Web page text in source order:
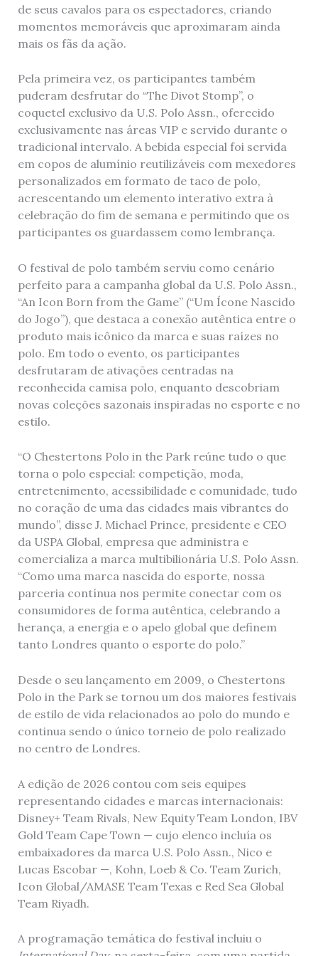
de seus cavalos para os espectadores, criando
momentos memoráveis ​​que aproximaram ainda
mais os fãs da ação.
Pela primeira vez, os participantes também
puderam desfrutar do “The Divot Stomp”, o
coquetel exclusivo da U.S. Polo Assn., oferecido
exclusivamente nas áreas VIP e servido durante o
tradicional intervalo. A bebida especial foi servida
em copos de alumínio reutilizáveis ​​com mexedores
personalizados em formato de taco de polo,
acrescentando um elemento interativo extra à
celebração do fim de semana e permitindo que os
participantes os guardassem como lembrança.
O festival de polo também serviu como cenário
perfeito para a campanha global da U.S. Polo Assn.,
“An Icon Born from the Game” (“Um Ícone Nascido
do Jogo”), que destaca a conexão autêntica entre o
produto mais icônico da marca e suas raízes no
polo. Em todo o evento, os participantes
desfrutaram de ativações centradas na
reconhecida camisa polo, enquanto descobriam
novas coleções sazonais inspiradas no esporte e no
estilo.
“O Chestertons Polo in the Park reúne tudo o que
torna o polo especial: competição, moda,
entretenimento, acessibilidade e comunidade, tudo
no coração de uma das cidades mais vibrantes do
mundo”, disse J. Michael Prince, presidente e CEO
da USPA Global, empresa que administra e
comercializa a marca multibilionária U.S. Polo Assn.
“Como uma marca nascida do esporte, nossa
parceria contínua nos permite conectar com os
consumidores de forma autêntica, celebrando a
herança, a energia e o apelo global que definem
tanto Londres quanto o esporte do polo.”
Desde o seu lançamento em 2009, o Chestertons
Polo in the Park se tornou um dos maiores festivais
de estilo de vida relacionados ao polo do mundo e
continua sendo o único torneio de polo realizado
no centro de Londres.
A edição de 2026 contou com seis equipes
representando cidades e marcas internacionais:
Disney+ Team Rivals, New Equity Team London, IBV
Gold Team Cape Town — cujo elenco incluía os
embaixadores da marca U.S. Polo Assn., Nico e
Lucas Escobar —, Kohn, Loeb & Co. Team Zurich,
Icon Global/AMASE Team Texas e Red Sea Global
Team Riyadh.
A programação temática do festival incluiu o